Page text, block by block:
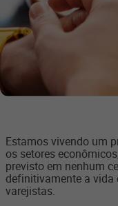
Estamos vivendo um
os setores
previsto em nenhum
definitivamente a vida
varejistas.